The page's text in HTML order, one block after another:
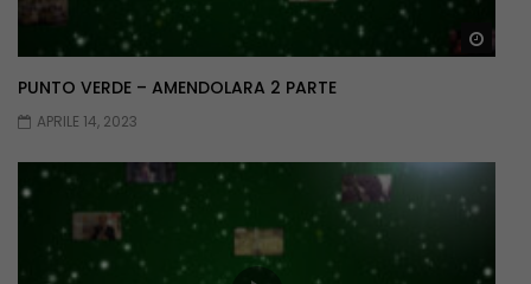
PUNTO VERDE – AMENDOLARA 2 PARTE
APRILE 14, 2023